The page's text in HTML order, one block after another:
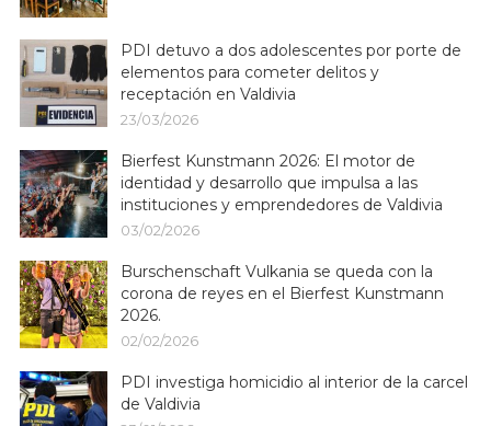
PDI detuvo a dos adolescentes por porte de
elementos para cometer delitos y
receptación en Valdivia
23/03/2026
Bierfest Kunstmann 2026: El motor de
identidad y desarrollo que impulsa a las
instituciones y emprendedores de Valdivia
03/02/2026
Burschenschaft Vulkania se queda con la
corona de reyes en el Bierfest Kunstmann
2026.
02/02/2026
PDI investiga homicidio al interior de la carcel
de Valdivia